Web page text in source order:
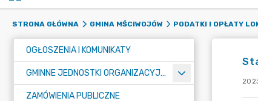
STRONA GŁÓWNA GMINA MŚCIWOJÓW PODATKI I OPŁATY
OGŁOSZENIA I KOMUNIKATY
GMINNE JEDNOSTKI ORGANIZACYJNE
ZAMÓWIENIA PUBLICZNE